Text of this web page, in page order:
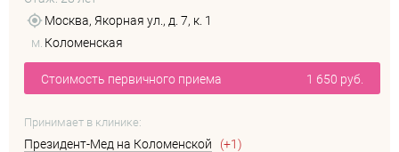
Москва, Якорная ул., д. 7, к. 1
м. Коломенская
Стоимость первичного приема 1 650 руб.
Принимает в клинике:
Президент-Мед на Коломенской (+1)